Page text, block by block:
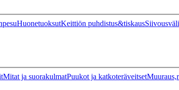
HuonetuoksutKeittiön puhdistus&tiskaus
Mitat ja suorakulmatPuukot ja katkoteräveitset